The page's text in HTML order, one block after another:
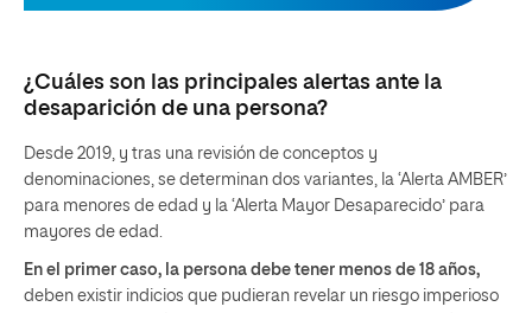
¿Cuáles son las principales alertas ante la
desaparición de una persona?
Desde 2019, y tras una revisión de conceptos y
denominaciones, se determinan dos variantes, la ‘Alerta AMBER’
para menores de edad y la ‘Alerta Mayor Desaparecido’ para
mayores de edad.
En el primer caso, la persona debe tener menos de 18 años,
deben existir indicios que pudieran revelar un riesgo imperioso